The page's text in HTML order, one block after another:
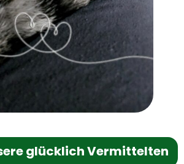
glücklich Vermittelten